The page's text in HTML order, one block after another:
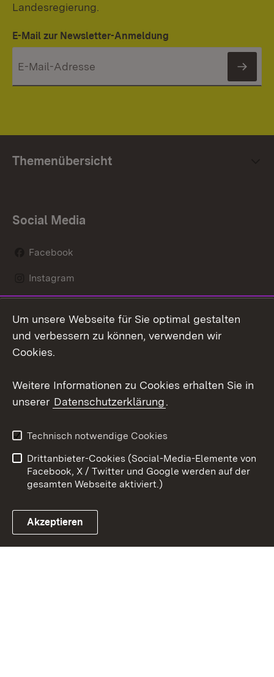
Landesregierung.
E-Mail zur Newsletter-Anmeldung
Themenübersicht
Social Media
Facebook
Instagram
Mastodon
Youtube
Link zum Landesportal
Kontakt
Datenschutz
Barrierefreiheit
Impressum Cookies
Um unsere Webseite für Sie optimal gestalten
und verbessern zu können, verwenden wir
Cookies.
Weitere Informationen zu Cookies erhalten Sie in
unserer Datenschutzerklärung.
Technisch notwendige Cookies
Drittanbieter-Cookies (Social-Media-Elemente von
Facebook, X / Twitter und Google werden auf der
gesamten Webseite aktiviert.)
Akzeptieren